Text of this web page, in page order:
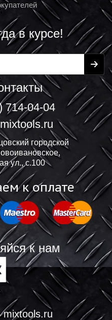
в курсе!
714-04-04
городской
ул., с.100
к оплате
к нам